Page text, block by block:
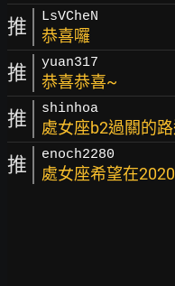
推 LsVCheN
恭喜囉
推 yuan317
恭喜恭喜~
推 shinhoa
處女座b2過關的
推 enoch2280
處女座希望在